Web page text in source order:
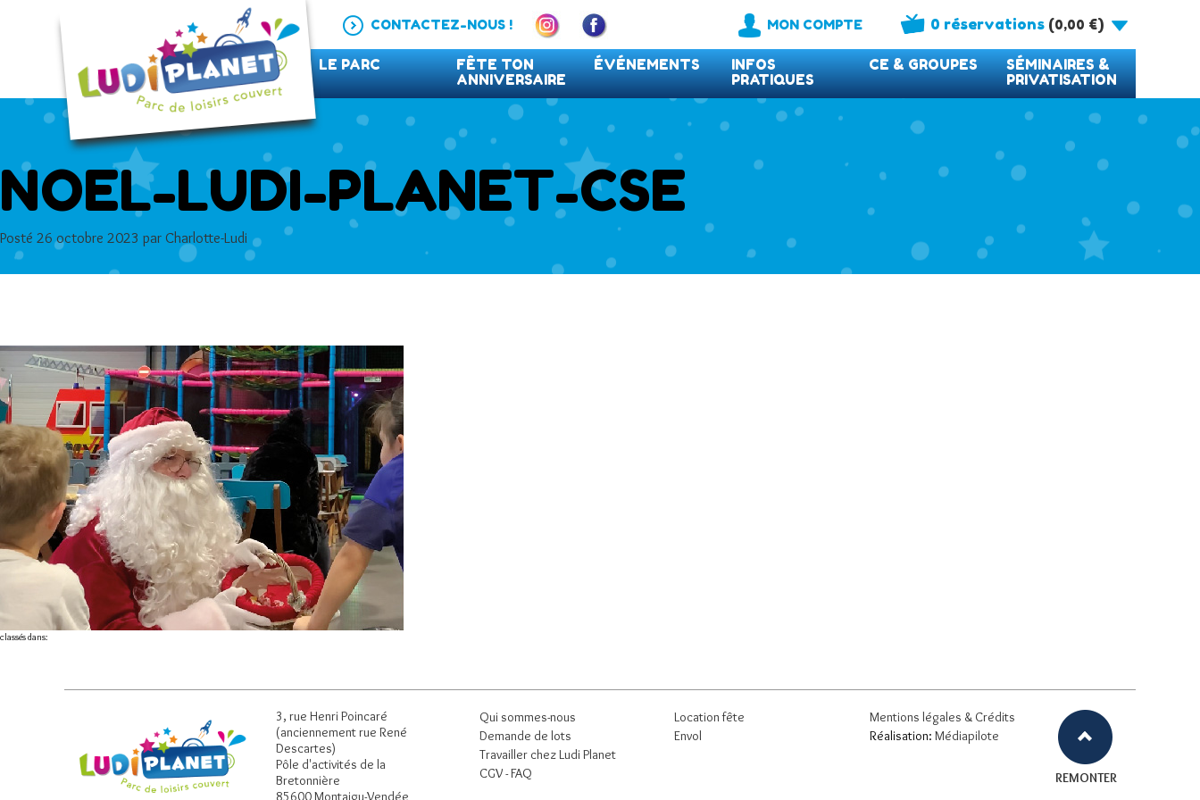
CONTACTEZ-NOUS ! 0 réservations (0,00 €)
MON COMPTE
LE PARC
FÊTE TON
ANNIVERSAIRE
ÉVÉNEMENTS
INFOS
PRATIQUES
CE & GROUPES
SÉMINAIRES &
PRIVATISATION
NOEL-LUDI-PLANET-CSE
Posté 26 octobre 2023 par Charlotte-Ludi
classés dans:
3, rue Henri Poincaré
(anciennement rue René
Descartes)
Pôle d'activités de la
Bretonnière
85600 Montaigu-Vendée
Qui sommes-nous
Demande de lots
Travailler chez Ludi Planet
CGV -FAQ
Location fête
Envol
Mentions légales & Crédits
Réalisation: Médiapilote
REMONTER